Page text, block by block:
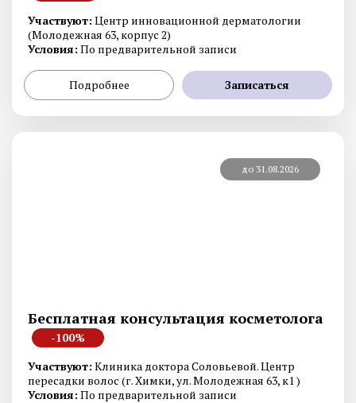
Участвуют: Центр инновационной дерматологии
(Молодежная 63, корпус 2)
Условия: По предварительной записи
Подробнее Записаться
до 31.08.2026
Бесплатная консультация косметолога
-100%
Участвуют: Клиника доктора Соловьевой. Центр
пересадки волос (г. Химки, ул. Молодежная 63, к1 )
Условия: По предварительной записи